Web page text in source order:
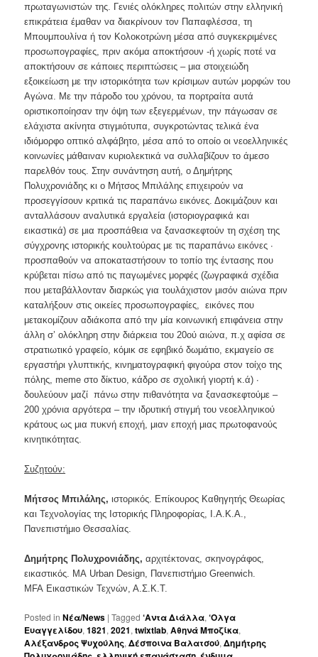
πρωταγωνιστών της. Γενιές ολόκληρες πολιτών στην ελληνική
επικράτεια έμαθαν να διακρίνουν τον Παπαφλέσσα, τη
Μπουμπουλίνα ή τον Κολοκοτρώνη μέσα από συγκεκριμένες
προσωπογραφίες, πριν ακόμα αποκτήσουν -ή χωρίς ποτέ να
αποκτήσουν σε κάποιες περιπτώσεις – μια στοιχειώδη
εξοικείωση με την ιστορικότητα των κρίσιμων αυτών μορφών του
Αγώνα. Με την πάροδο του χρόνου, τα πορτραίτα αυτά
οριστικοποίησαν την όψη των εξεγερμένων, την πάγωσαν σε
ελάχιστα ακίνητα στιγμιότυπα, συγκροτώντας τελικά ένα
ιδιόμορφο οπτικό αλφάβητο, μέσα από το οποίο οι νεοελληνικές
κοινωνίες μάθαιναν κυριολεκτικά να συλλαβίζουν το άμεσο
παρελθόν τους. Στην συνάντηση αυτή, ο Δημήτρης
Πολυχρονιάδης κι ο Μήτσος Μπιλάλης επιχειρούν να
προσεγγίσουν κριτικά τις παραπάνω εικόνες. Δοκιμάζουν και
ανταλλάσουν αναλυτικά εργαλεία (ιστοριογραφικά και
εικαστικά) σε μια προσπάθεια να ξανασκεφτούν τη σχέση της
σύγχρονης ιστορικής κουλτούρας με τις παραπάνω εικόνες ∙
προσπαθούν να αποκαταστήσουν το τοπίο της έντασης που
κρύβεται πίσω από τις παγωμένες μορφές (ζωγραφικά σχέδια
που μεταβάλλονταν διαρκώς για τουλάχιστον μισόν αιώνα πριν
καταλήξουν στις οικείες προσωπογραφίες, εικόνες που
μετακομίζουν αδιάκοπα από την μία κοινωνική επιφάνεια στην
άλλη σ’ ολόκληρη στην διάρκεια του 20ού αιώνα, π.χ αφίσα σε
στρατιωτικό γραφείο, κόμικ σε εφηβικό δωμάτιο, εκμαγείο σε
εργαστήρι γλυπτικής, κινηματογραφική φιγούρα στον τοίχο της
πόλης, meme στο δίκτυο, κάδρο σε σχολική γιορτή κ.ά) ∙
δουλεύουν μαζί πάνω στην πιθανότητα να ξανασκεφτούμε –
200 χρόνια αργότερα – την ιδρυτική στιγμή του νεοελληνικού
κράτους ως μια πυκνή εποχή, μιαν εποχή μιας πρωτοφανούς
κινητικότητας.
Συζητούν:
Μήτσος Μπιλάλης,ιστορικός. Επίκουρος Καθηγητής Θεωρίας
και Τεχνολογίας της Ιστορικής Πληροφορίας, Ι.Α.Κ.Α.,
Πανεπιστήμιο Θεσσαλίας.
Δημήτρης Πολυχρονιάδης,αρχιτέκτονας, σκηνογράφος,
εικαστικός. ΜΑ Urban Design, Πανεπιστήμιο Greenwich.
MFA Εικαστικών Τεχνών, Α.Σ.Κ.Τ.
Posted in Νέα/News |Tagged ‘Αντα Διάλλα,‘Ολγα
Ευαγγελίδου,1821,2021,twixtlab,Αθηνά Μποζίκα,
Αλέξανδρος Ψυχούλης,Δέσποινα Βαλατσού,Δημήτρης